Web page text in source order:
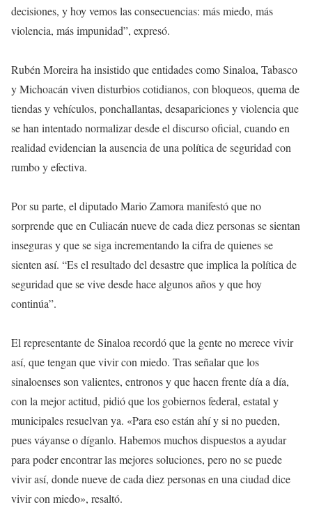
decisiones, y hoy vemos las consecuencias: más miedo, más
violencia, más impunidad”, expresó.
Rubén Moreira ha insistido que entidades como Sinaloa, Tabasco
y Michoacán viven disturbios cotidianos, con bloqueos, quema de
tiendas y vehículos, ponchallantas, desapariciones y violencia que
se han intentado normalizar desde el discurso oficial, cuando en
realidad evidencian la ausencia de una política de seguridad con
rumbo y efectiva.
Por su parte, el diputado Mario Zamora manifestó que no
sorprende que en Culiacán nueve de cada diez personas se sientan
inseguras y que se siga incrementando la cifra de quienes se
sienten así. “Es el resultado del desastre que implica la política de
seguridad que se vive desde hace algunos años y que hoy
continúa”.
El representante de Sinaloa recordó que la gente no merece vivir
así, que tengan que vivir con miedo. Tras señalar que los
sinaloenses son valientes, entronos y que hacen frente día a día,
con la mejor actitud, pidió que los gobiernos federal, estatal y
municipales resuelvan ya. «Para eso están ahí y si no pueden,
pues váyanse o díganlo. Habemos muchos dispuestos a ayudar
para poder encontrar las mejores soluciones, pero no se puede
vivir así, donde nueve de cada diez personas en una ciudad dice
vivir con miedo», resaltó.